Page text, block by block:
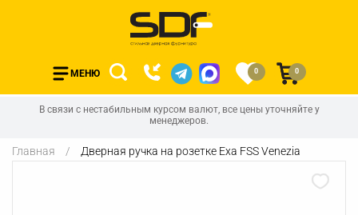
МЕНЮ 0 0
В связи с нестабильным курсом валют, все цены уточняйте у
менеджеров.
Главная Дверная ручка на розетке Exa FSS Venezia